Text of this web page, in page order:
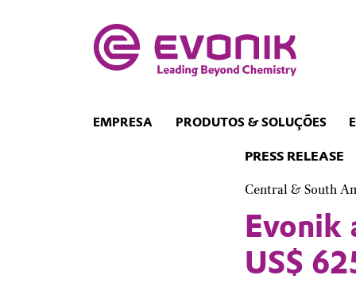
EMPRESA PRODUTOS & SOLUÇÕES
PRESS RELEASE
Central & South
Evonik
US$